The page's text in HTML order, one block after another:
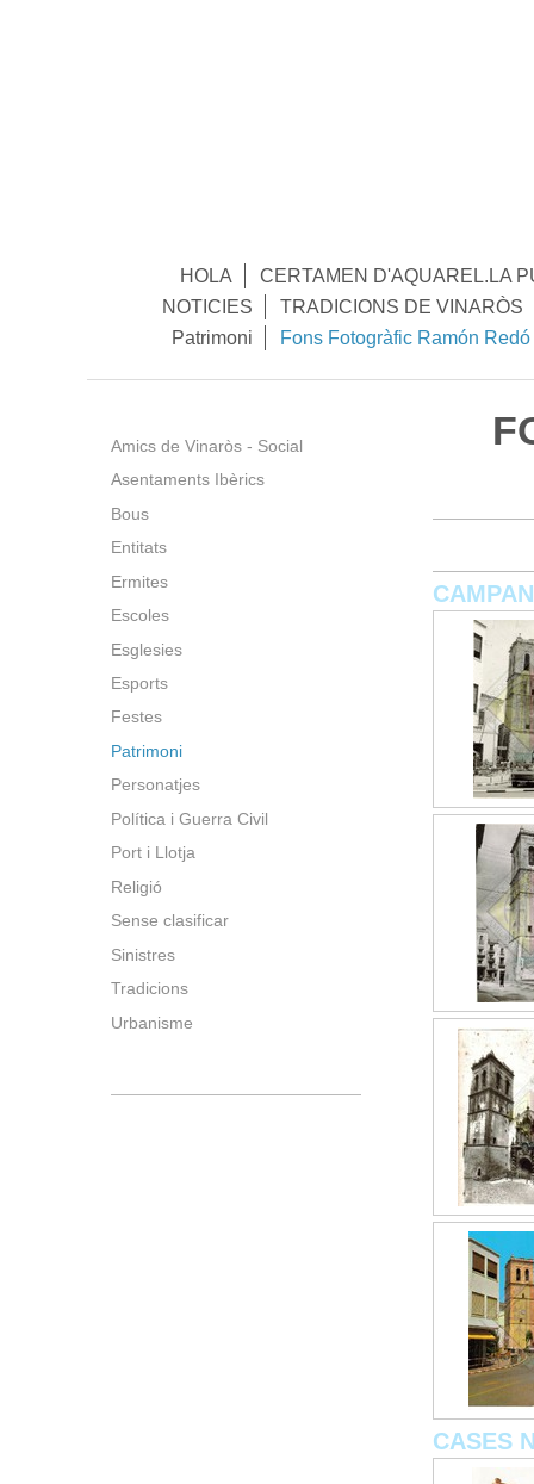
HOLA
CERTAMEN D'AQUAREL.LA
NOTICIES
TRADICIONS DE VINARÒS
Patrimoni
Fons Fotogràfic Ramón Redó
CASES
Amics de Vinaròs - Social
Asentaments Ibèrics
Bous
Entitats
Ermites
Escoles
Esglesies
Esports
Festes
Patrimoni
Personatjes
Política i Guerra Civil
Port i Llotja
Religió
Sense clasificar
Sinistres
Tradicions
Urbanisme